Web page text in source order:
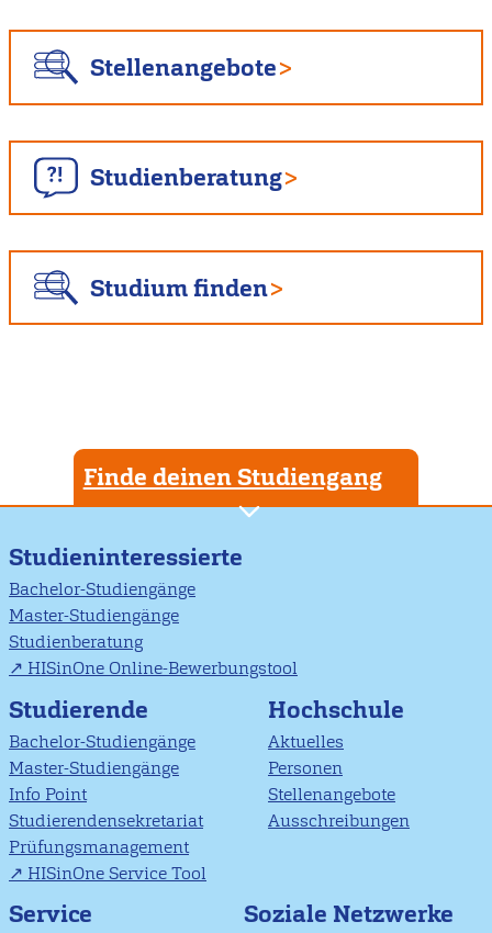
Stellenangebote
Studienberatung
Studium finden
Finde deinen Studiengang
Studieninteressierte
Bachelor-Studiengänge
Master-Studiengänge
Studienberatung
HISinOne Online-Bewerbungstool
Studierende
Bachelor-Studiengänge
Master-Studiengänge
Info Point
Studierendensekretariat
Prüfungsmanagement
HISinOne Service Tool
Hochschule
Aktuelles
Personen
Stellenangebote
Ausschreibungen
Service Soziale Netzwerke